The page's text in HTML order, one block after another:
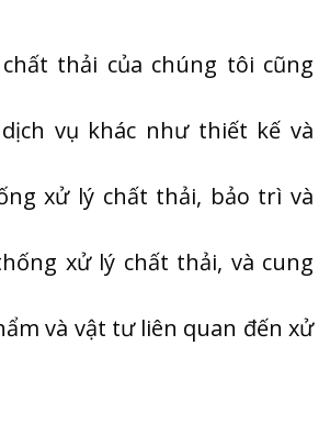
thải của chúng tôi cũng
vụ khác như thiết kế và
xử lý chất thải, bảo trì và
xử lý chất thải, và cung
và vật tư liên quan đến xử